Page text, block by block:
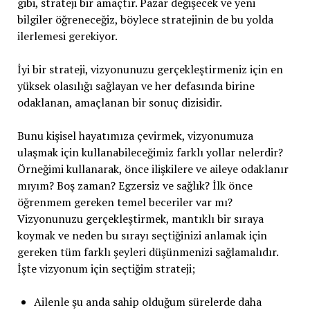
bilgiler öğreneceğiz, böylece stratejinin de bu yolda
ilerlemesi gerekiyor.
İyi bir strateji, vizyonunuzu gerçekleştirmeniz için en
yüksek olasılığı sağlayan ve her defasında birine
odaklanan, amaçlanan bir sonuç dizisidir.
Bunu kişisel hayatımıza çevirmek, vizyonumuza
ulaşmak için kullanabileceğimiz farklı yollar nelerdir?
Örneğimi kullanarak, önce ilişkilere ve aileye odaklanır
mıyım? Boş zaman? Egzersiz ve sağlık? İlk önce
öğrenmem gereken temel beceriler var mı?
Vizyonunuzu gerçekleştirmek, mantıklı bir sıraya
koymak ve neden bu sırayı seçtiğinizi anlamak için
gereken tüm farklı şeyleri düşünmenizi sağlamalıdır.
İşte vizyonum için seçtiğim strateji;
Ailenle şu anda sahip olduğum sürelerde daha